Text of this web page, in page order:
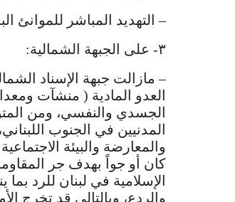
– التهديد المباشر للموانئ
٣- على الجبهة الشمالية:
– مازالت جبهة الإسناد
العدو المادية ( منشآت
الجسدي والنفسي، ومن
المدنيين في الجنوب
والمعارضة والبيئة
الإسلامية في لبنان للرد
والردع، وبالتالي قد تخرج